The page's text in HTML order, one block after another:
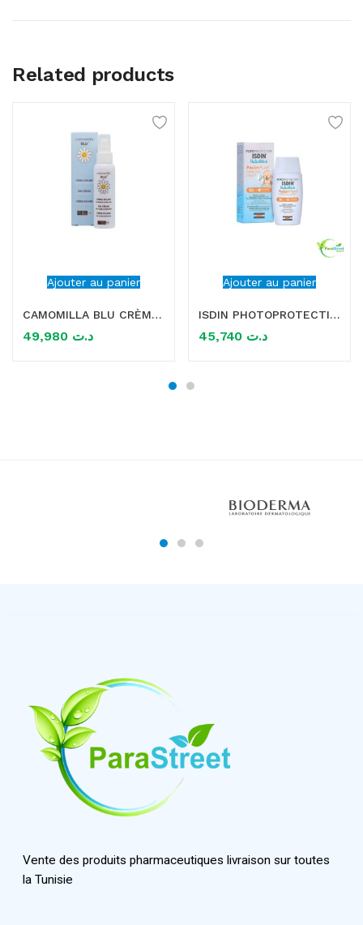
Related products
Ajouter au panier
CAMOMILLA BLU CRÈME SOLAIRE SPF50+ 100ML
د.ت
Ajouter au panier
ISDIN PHOTOPROTECTION ECRAN SOLAIRE FUSION FLUID MINERAL BABY SPF50+ 50ML
د.ت
Vente des produits pharmaceutiques livraison sur toutes
la Tunisie